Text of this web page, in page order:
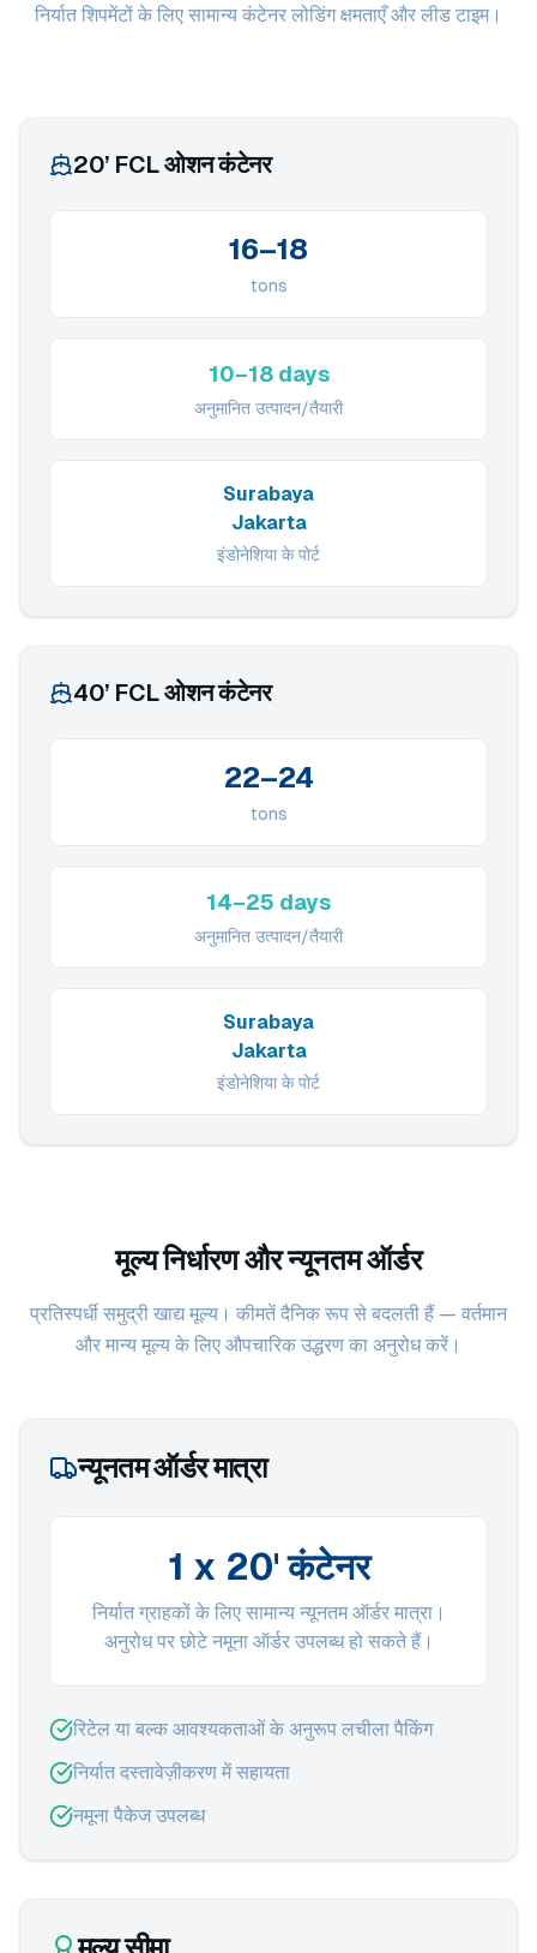
निर्यात शिपमेंटों के लिए सामान्य कंटेनर लोडिंग क्षमताएँ और लीड टाइम।
20’ FCL ओशन कंटेनर
16–18
tons
10–18 days
अनुमानित उत्पादन/तैयारी
Surabaya
Jakarta
इंडोनेशिया के पोर्ट
40’ FCL ओशन कंटेनर
22–24
tons
14–25 days
अनुमानित उत्पादन/तैयारी
Surabaya
Jakarta
इंडोनेशिया के पोर्ट
मूल्य निर्धारण और न्यूनतम ऑर्डर
प्रतिस्पर्धी समुद्री खाद्य मूल्य। कीमतें दैनिक रूप से बदलती हैं — वर्तमान
और मान्य मूल्य के लिए औपचारिक उद्धरण का अनुरोध करें।
न्यूनतम ऑर्डर मात्रा
1 x 20' कंटेनर
निर्यात ग्राहकों के लिए सामान्य न्यूनतम ऑर्डर मात्रा।
अनुरोध पर छोटे नमूना ऑर्डर उपलब्ध हो सकते हैं।
रिटेल या बल्क आवश्यकताओं के अनुरूप लचीला पैकिंग
निर्यात दस्तावेज़ीकरण में सहायता
नमूना पैकेज उपलब्ध